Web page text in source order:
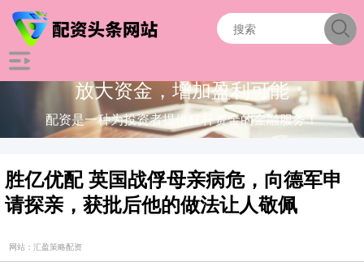
放大资金，增加盈利可能
配资是一种为投资者提供杠杆资金的金融服务！
胜亿优配 英国战俘母亲病危，向德军申
请探亲，获批后他的做法让人敬佩
网站：汇盈策略配资